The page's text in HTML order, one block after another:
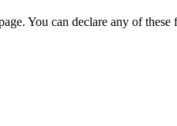
You can declare any of